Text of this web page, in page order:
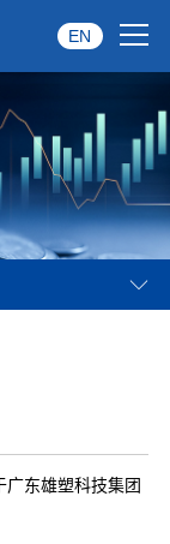
EN
东雄塑科技集团